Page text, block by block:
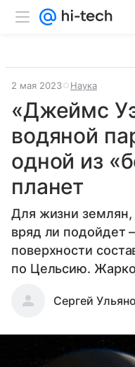
2 мая 2023 Наука
«Джеймс
водяной
одной из
планет
Для жизни землян,
вряд ли подойдет
поверхности
по Цельсию.
Сергей